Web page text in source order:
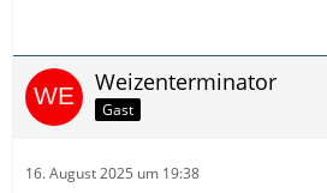
Weizenterminator
Gast
16. August 2025 um 19:38